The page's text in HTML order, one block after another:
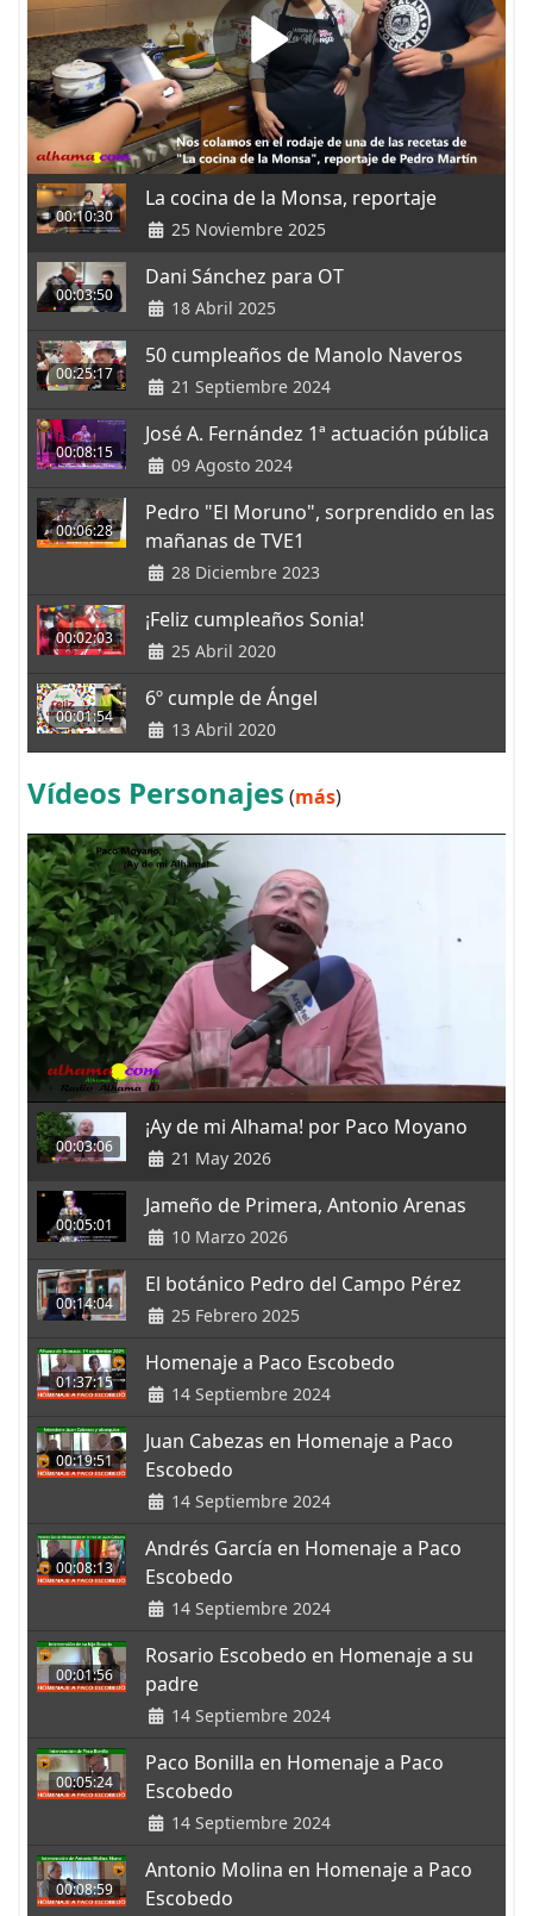
00:10:30
La cocina de la Monsa, reportaje
25 Noviembre 2025
00:03:50
Dani Sánchez para OT
18 Abril 2025
00:25:17
50 cumpleaños de Manolo Naveros
21 Septiembre 2024
00:08:15
José A. Fernández 1ª actuación pública
09 Agosto 2024
00:06:28
Pedro "El Moruno", sorprendido en las
mañanas de TVE1
28 Diciembre 2023
00:02:03
¡Feliz cumpleaños Sonia!
25 Abril 2020
00:01:54
6º cumple de Ángel
13 Abril 2020
Vídeos Personajes (más)
00:03:06
¡Ay de mi Alhama! por Paco Moyano
21 May 2026
00:05:01
Jameño de Primera, Antonio Arenas
10 Marzo 2026
00:14:04
El botánico Pedro del Campo Pérez
25 Febrero 2025
01:37:15
Homenaje a Paco Escobedo
14 Septiembre 2024
00:19:51
Juan Cabezas en Homenaje a Paco
Escobedo
14 Septiembre 2024
00:08:13
Andrés García en Homenaje a Paco
Escobedo
14 Septiembre 2024
00:01:56
Rosario Escobedo en Homenaje a su
padre
14 Septiembre 2024
00:05:24
Paco Bonilla en Homenaje a Paco
Escobedo
14 Septiembre 2024
00:08:59
Antonio Molina en Homenaje a Paco
Escobedo